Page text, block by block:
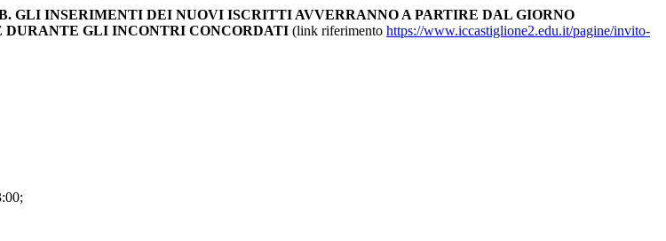
GLI INSERIMENTI DEI NUOVI ISCRITTI AVVERRANNO A PARTIRE DAL GIORNO
GLI INCONTRI CONCORDATI (link riferimento https://www.iccastiglione2.edu.it/pagine/invito-